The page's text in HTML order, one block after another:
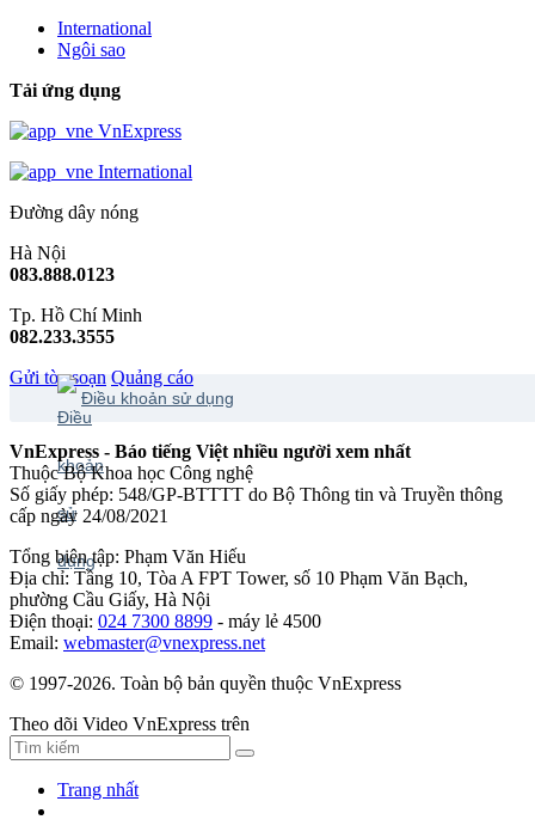
International
Ngôi sao
Tải ứng dụng
VnExpress
International
Đường dây nóng
Hà Nội
083.888.0123
Tp. Hồ Chí Minh
082.233.3555
Gửi tòa soạn Quảng cáo
Điều khoản sử dụng
VnExpress - Báo tiếng Việt nhiều người xem nhất
Thuộc Bộ Khoa học Công nghệ
Số giấy phép: 548/GP-BTTTT do Bộ Thông tin và Truyền thông
cấp ngày 24/08/2021
Tổng biên tập: Phạm Văn Hiếu
Địa chỉ: Tầng 10, Tòa A FPT Tower, số 10 Phạm Văn Bạch,
phường Cầu Giấy, Hà Nội
Điện thoại: 024 7300 8899 - máy lẻ 4500
Email: webmaster@vnexpress.net
© 1997-2026. Toàn bộ bản quyền thuộc VnExpress
Theo dõi Video VnExpress trên
Trang nhất